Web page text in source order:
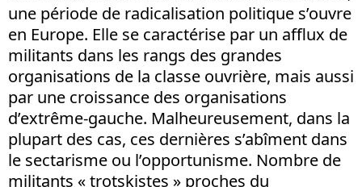
une période de radicalisation politique s’ouvre
en Europe. Elle se caractérise par un afflux de
militants dans les rangs des grandes
organisations de la classe ouvrière, mais aussi
par une croissance des organisations
d’extrême-gauche. Malheureusement, dans la
plupart des cas, ces dernières s’abîment dans
le sectarisme ou l’opportunisme. Nombre de
militants « trotskistes » proches du